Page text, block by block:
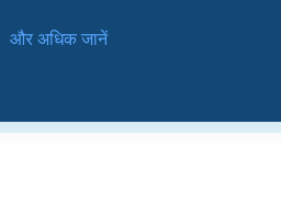
और अधिक जानें